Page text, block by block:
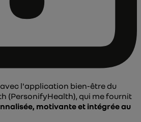
avec l'application bien-être du
(PersonifyHealth), qui me fournit
motivante et intégrée au